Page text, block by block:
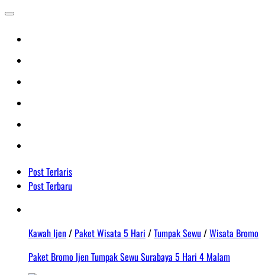
Post Terlaris
Post Terbaru
Kawah Ijen/ Paket Wisata 5 Hari /Tumpak Sewu/Wisata Bromo
Paket Bromo Ijen Tumpak Sewu Surabaya 5 Hari 4 Malam